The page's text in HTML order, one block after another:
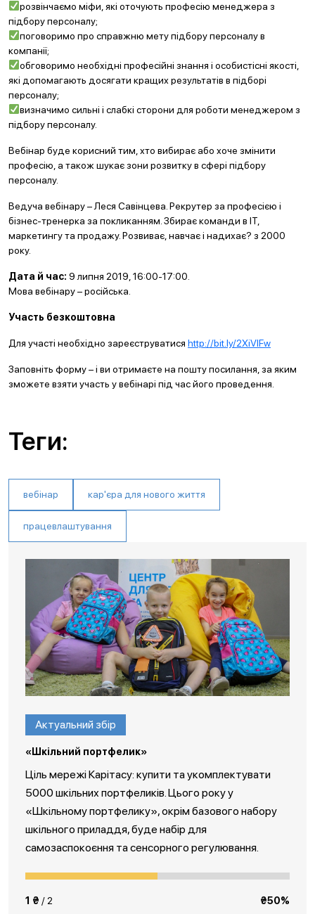
розвінчаємо міфи, які оточують професію менеджера з
підбору персоналу;
поговоримо про справжню мету підбору персоналу в
компанії;
обговоримо необхідні професійні знання і особистісні якості,
які допомагають досягати кращих результатів в підборі
персоналу;
визначимо сильні і слабкі сторони для роботи менеджером з
підбору персоналу.
Вебінар буде корисний тим, хто вибирає або хоче змінити
професію, а також шукає зони розвитку в сфері підбору
персоналу.
Ведуча вебінару – Леся Савінцева. Рекрутер за професією і
бізнес-тренерка за покликанням. Збирає команди в IT,
маркетингу та продажу. Розвиває, навчає і надихає? з 2000
року.
Дата й час: 9 липня 2019, 16:00-17:00.
Мова вебінару – російська.
Участь безкоштовна
Для участі необхідно зареєструватися http://bit.ly/2XiVIFw
Заповніть форму – і ви отримаєте на пошту посилання, за яким
зможете взяти участь у вебінарі під час його проведення.
Теги:
вебінар кар'єра для нового життя
працевлаштування
Актуальний збір
«Шкільний портфелик»
Ціль мережі Карітасу: купити та укомплектувати
5000 шкільних портфеликів. Цього року у
«Шкільному портфелику», окрім базового набору
шкільного приладдя, буде набір для
самозаспокоєння та сенсорного регулювання.
1 ₴ / 2 ₴50%